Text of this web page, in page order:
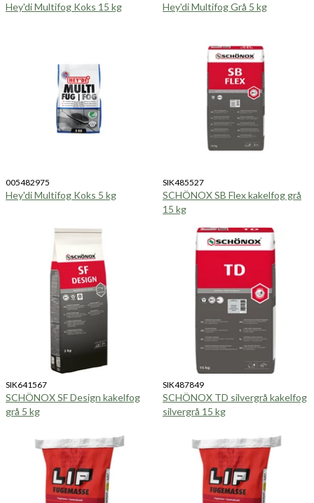
Hey'di Multifog Koks 15 kg Hey'di Multifog Grå 5 kg
005482975
Hey'di Multifog Koks 5 kg
SIK485527
SCHÖNOX SB Flex kakelfog grå
15 kg
SIK641567
SCHÖNOX SF Design kakelfog
grå 5 kg
SIK487849
SCHÖNOX TD silvergrå kakelfog
silvergrå 15 kg